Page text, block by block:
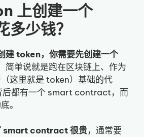
上创建一个
少钱？
建 token，你需要先创建一个
简单说就是跑在区块链上、作为
这里就是 token）基础的代
后都有一个 smart contract，而
。
smart contract 很贵，通常要